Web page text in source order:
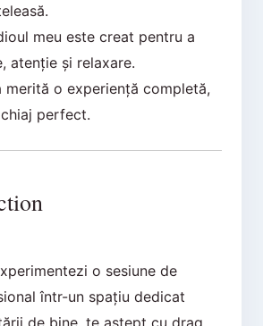
meu este creat pentru a
atenție și relaxare.
merită o experiență completă,
perfect.
o sesiune de
într-un spațiu dedicat